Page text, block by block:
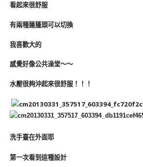
看起來很舒服
有兩種蓮蓬頭可以切換
我喜歡大的
感覺好像公共澡堂～～
水壓很夠沖起來很舒服！！！
洗手臺在外面耶
第一次看到這種設計